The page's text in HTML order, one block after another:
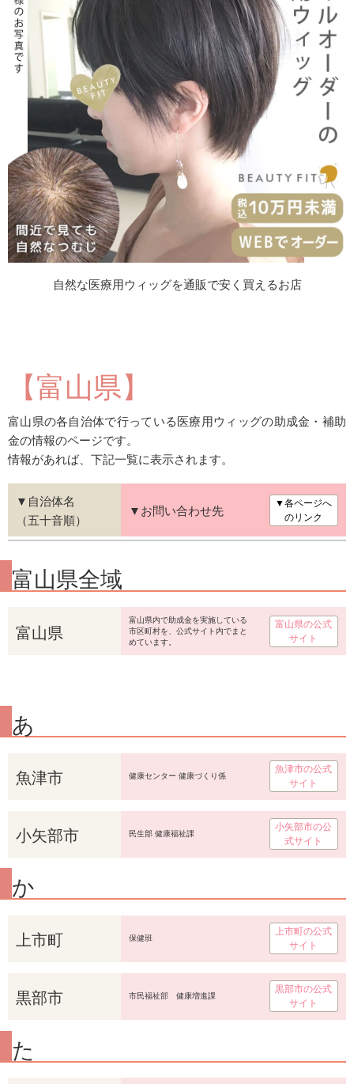
自然な医療用ウィッグを通販で安く買えるお店
【富山県】
富山県の各自治体で行っている医療用ウィッグの助成金・補助
金の情報のページです。
情報があれば、下記一覧に表示されます。
▼自治体名
（五十音順）
▼お問い合わせ先
▼各ページへ
のリンク
富山県全域
富山県
富山県内で助成金を実施している
市区町村を、公式サイト内でまと
めています。
富山県の公式
サイト
あ
魚津市 健康センター 健康づくり係
魚津市の公式
サイト
小矢部市 民生部 健康福祉課
小矢部市の公
式サイト
か
上市町 保健班
上市町の公式
サイト
黒部市 市民福祉部 健康増進課
黒部市の公式
サイト
た